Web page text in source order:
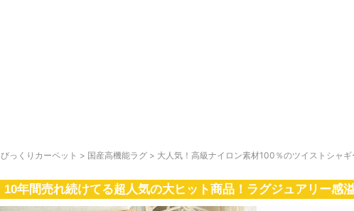
びっくりカーペット > 国産高機能ラグ > 大人気！高級ナイロン素材100％のツイストシャ
10年間売れ続けてる超人気の大ヒット商品！ラグジュアリー感